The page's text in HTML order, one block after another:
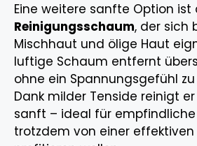
Eine weitere sanfte Option ist
Reinigungsschaum, der sich
Mischhaut und ölige Haut
luftige Schaum entfernt
ohne ein Spannungsgefühl
Dank milder Tenside reinigt
sanft – ideal für
trotzdem von einer effektiven